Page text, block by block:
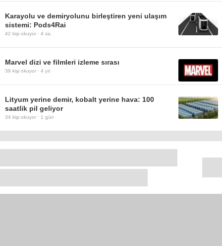
Karayolu ve demiryolunu birleştiren yeni ulaşım
sistemi: Pods4Rai
42 kişi okuyor · 4 sa.
Marvel dizi ve filmleri izleme sırası
39 kişi okuyor · 4 yıl
Lityum yerine demir, kobalt yerine hava: 100
saatlik pil geliyor
34 kişi okuyor · 1 gün